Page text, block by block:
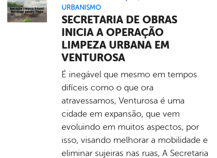
URBANISMO
SECRETARIA DE OBRAS
INICIA A OPERAÇÃO
LIMPEZA URBANA EM
VENTUROSA
É inegável que mesmo em tempos
difíceis como o que ora
atravessamos, Venturosa é uma
cidade em expansão, que vem
evoluindo em muitos aspectos, por
isso, visando melhorar a mobilidade e
eliminar sujeiras nas ruas, A Secretaria